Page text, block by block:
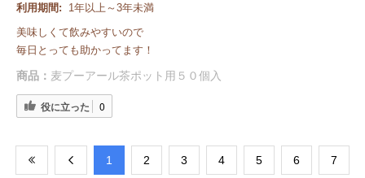
利用期間:
1年以上～3年未満
美味しくて飲みやすいので
毎日とっても助かってます！
商品： 麦プーアール茶ポット用５０個入
役に立った 0
​1 ​2 ​3 ​4 ​5 ​6 ​7